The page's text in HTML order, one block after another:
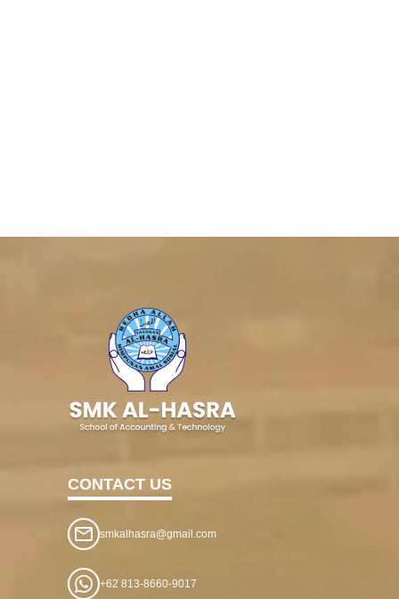
CONTACT US
smkalhasra@gmail.com
+62 813-8660-9017